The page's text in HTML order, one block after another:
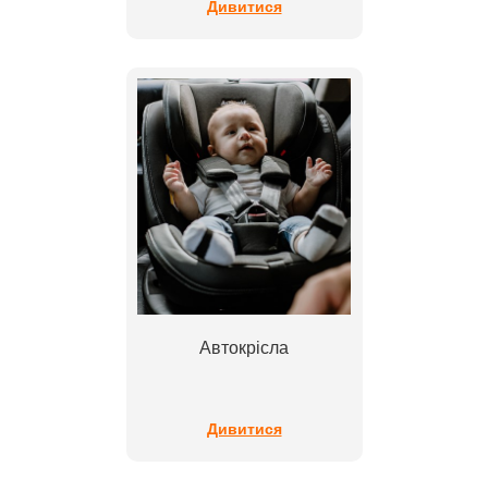
Дивитися
Автокрісла
Дивитися